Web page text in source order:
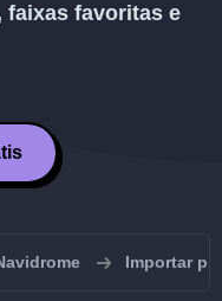
faixas favoritas e
Importar